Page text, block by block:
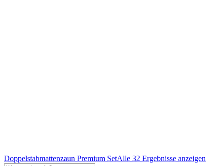
Doppelstabmattenzaun Premium SetAlle 32 Ergebnisse anzeigen